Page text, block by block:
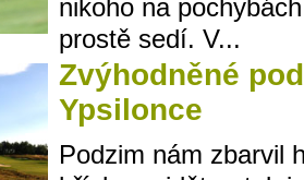
nikoho na
prostě sedí. V...
Zvýhodněné
Ypsilonce
Podzim nám zbarvil